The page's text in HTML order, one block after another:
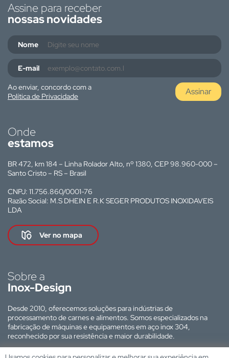
Assine para receber
nossas novidades
Nome
E-mail
Ao enviar, concordo com a
Política de Privacidade
Assinar
Onde
estamos
BR 472, km 184 – Linha Rolador Alto, nº 1380, CEP 98.960-000 –
Santo Cristo – RS – Brasil
CNPJ: 11.756.860/0001-76
Razão Social: M.S DHEIN E R.K SEGER PRODUTOS INOXIDAVEIS
LDA
Ver no mapa
Sobre a
Inox-Design
Desde 2010, oferecemos soluções para indústrias de
processamento de carnes e alimentos. Somos especializados na
fabricação de máquinas e equipamentos em aço inox 304,
reconhecido por sua resistência e maior durabilidade.
Site desenvolvido por: